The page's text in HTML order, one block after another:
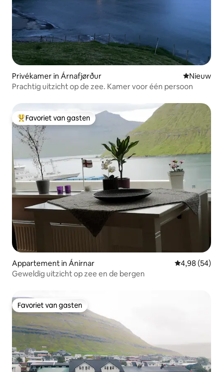
Privékamer in Árnafjørður Nieuwe
Nieuw
Prachtig uitzicht op de zee. Kamer voor één persoon
Topfavoriet van gasten
Favoriet van gasten
Appartement in Ánirnar Gemiddelde
4,98 (54)
Geweldig uitzicht op zee en de bergen
Favoriet van gasten
Favoriet van gasten